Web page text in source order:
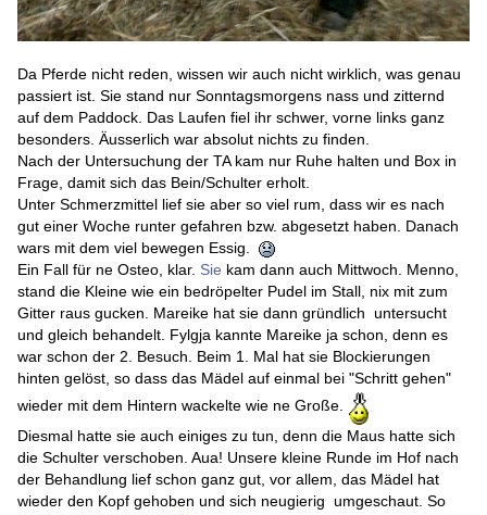
Da Pferde nicht reden, wissen wir auch nicht wirklich, was genau
passiert ist. Sie stand nur Sonntagsmorgens nass und zitternd
auf dem Paddock. Das Laufen fiel ihr schwer, vorne links ganz
besonders. Äusserlich war absolut nichts zu finden.
Nach der Untersuchung der TA kam nur Ruhe halten und Box in
Frage, damit sich das Bein/Schulter erholt.
Unter Schmerzmittel lief sie aber so viel rum, dass wir es nach
gut einer Woche runter gefahren bzw. abgesetzt haben. Danach
wars mit dem viel bewegen Essig.
Ein Fall für ne Osteo, klar. Sie kam dann auch Mittwoch. Menno,
stand die Kleine wie ein bedröpelter Pudel im Stall, nix mit zum
Gitter raus gucken. Mareike hat sie dann gründlich untersucht
und gleich behandelt. Fylgja kannte Mareike ja schon, denn es
war schon der 2. Besuch. Beim 1. Mal hat sie Blockierungen
hinten gelöst, so dass das Mädel auf einmal bei "Schritt gehen"
wieder mit dem Hintern wackelte wie ne Große.
Diesmal hatte sie auch einiges zu tun, denn die Maus hatte sich
die Schulter verschoben. Aua! Unsere kleine Runde im Hof nach
der Behandlung lief schon ganz gut, vor allem, das Mädel hat
wieder den Kopf gehoben und sich neugierig umgeschaut. So